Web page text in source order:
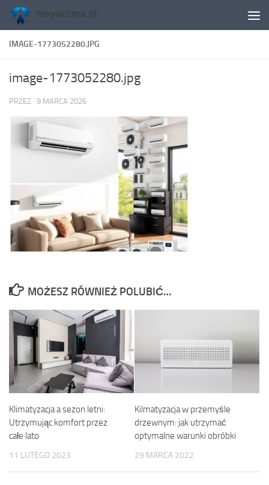
Skip to content
IMAGE-1773052280.JPG
image-1773052280.jpg
PRZEZ · 9 MARCA 2026
MOŻESZ RÓWNIEŻ POLUBIĆ…
Klimatyzacja a sezon letni:
Utrzymując komfort przez
całe lato
11 LUTEGO 2023
Kilmatyzacja w przemyśle
drzewnym: jak utrzymać
optymalne warunki obróbki
29 MARCA 2022